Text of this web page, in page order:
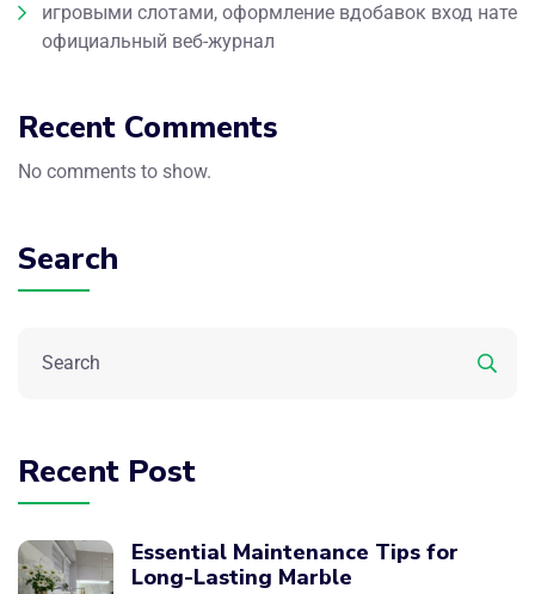
игровыми слотами, оформление вдобавок вход нате
официальный веб-журнал
Recent Comments
No comments to show.
Search
Recent Post
Essential Maintenance Tips for
Long-Lasting Marble